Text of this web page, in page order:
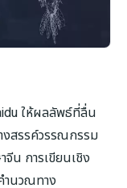
ให้ผลลัพธ์ที่ลื่น
งสรรค์วรรณกรรม
น การเขียนเชิง
ำนวณทาง